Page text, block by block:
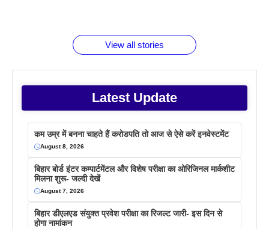
View all stories
Latest Update
कम उम्र में बनना चाहते हैं करोडपति तो आज से ऐसे करें इनवेस्टमेंट
August 8, 2026
बिहार बोर्ड इंटर कम्पार्टमेंटल और विशेष परीक्षा का ओरिजिनल मार्कशीट
मिलना शुरू- जल्दी देखें
August 7, 2026
बिहार डीएलएड संयुक्त प्रवेश परीक्षा का रिजल्ट जारी- इस दिन से
होगा नामांकन